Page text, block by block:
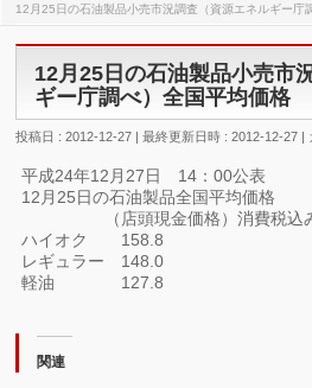
12月25日の石油製品小売市況調査（資源エネルギー庁
12月25日の石油製品小売市
ギー庁調べ）全国平均価格
投稿日 : 2012-12-27 最終更新日時 : 2012-12-27
平成24年12月27日 14：00公表
12月25日の石油製品全国平均価格
（店頭現金価格）消費税込
ハイオク 158.8
レギュラー 148.0
軽油 127.8
関連